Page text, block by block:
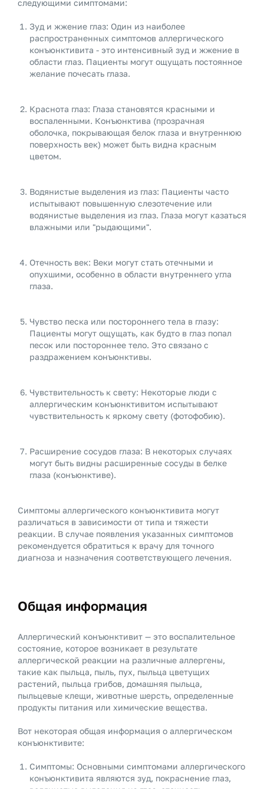
следующими симптомами:
Зуд и жжение глаз: Один из наиболее
распространенных симптомов аллергического
конъюнктивита - это интенсивный зуд и жжение в
области глаз. Пациенты могут ощущать постоянное
желание почесать глаза.
Краснота глаз: Глаза становятся красными и
воспаленными. Конъюнктива (прозрачная
оболочка, покрывающая белок глаза и внутреннюю
поверхность век) может быть видна красным
цветом.
Водянистые выделения из глаз: Пациенты часто
испытывают повышенную слезотечение или
водянистые выделения из глаз. Глаза могут казаться
влажными или "рыдающими".
Отечность век: Веки могут стать отечными и
опухшими, особенно в области внутреннего угла
глаза.
Чувство песка или постороннего тела в глазу:
Пациенты могут ощущать, как будто в глаз попал
песок или постороннее тело. Это связано с
раздражением конъюнктивы.
Чувствительность к свету: Некоторые люди с
аллергическим конъюнктивитом испытывают
чувствительность к яркому свету (фотофобию).
Расширение сосудов глаза: В некоторых случаях
могут быть видны расширенные сосуды в белке
глаза (конъюнктиве).
Симптомы аллергического конъюнктивита могут
различаться в зависимости от типа и тяжести
реакции. В случае появления указанных симптомов
рекомендуется обратиться к врачу для точного
диагноза и назначения соответствующего лечения.
Общая информация
Аллергический конъюнктивит — это воспалительное
состояние, которое возникает в результате
аллергической реакции на различные аллергены,
такие как пыльца, пыль, пух, пыльца цветущих
растений, пыльца грибов, домашняя пыльца,
пыльцевые клещи, животные шерсть, определенные
продукты питания или химические вещества.
Вот некоторая общая информация о аллергическом
конъюнктивите:
Симптомы: Основными симптомами аллергического
конъюнктивита являются зуд, покраснение глаз,